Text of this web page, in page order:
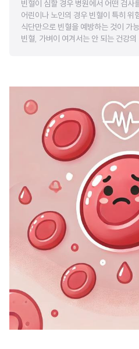
빈혈이 심할 경우 병원에서 어떤 검사
어린이나 노인의 경우 빈혈이 특히 위
식단만으로 빈혈을 예방하는 것이 가
빈혈, 가벼이 여겨서는 안 되는 건강의